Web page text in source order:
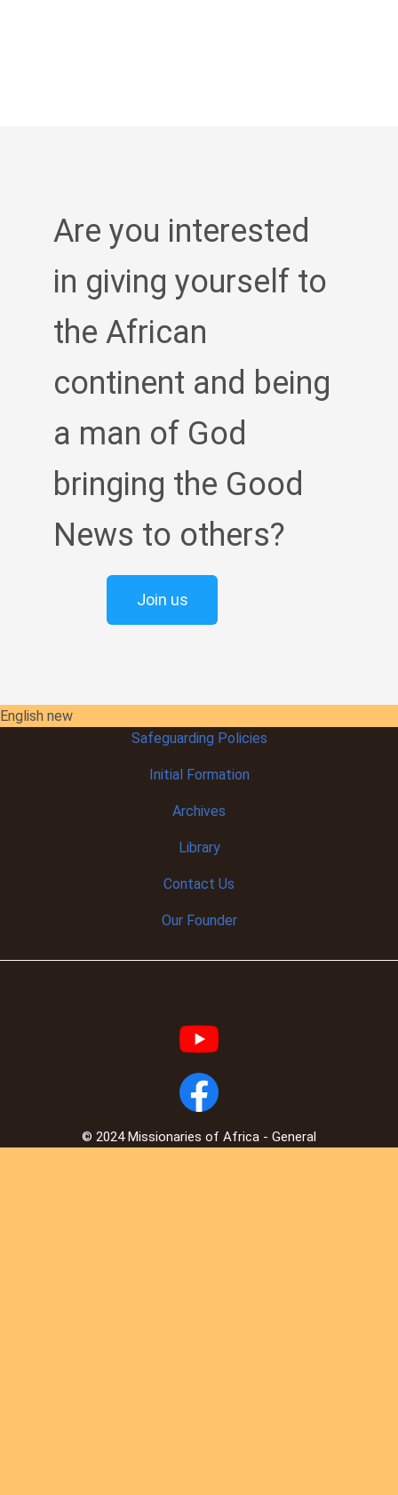
Are you interested
in giving yourself to
the African
continent and being
a man of God
bringing the Good
News to others?
Join us
English new
Safeguarding Policies
InitialFormation
Archives
Library
Contact Us
Our Founder
© 2024 Missionaries of Africa - General